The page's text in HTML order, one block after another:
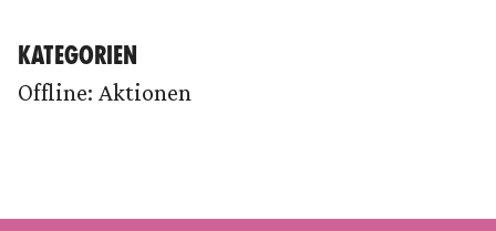
KATEGORIEN
Offline: Aktionen